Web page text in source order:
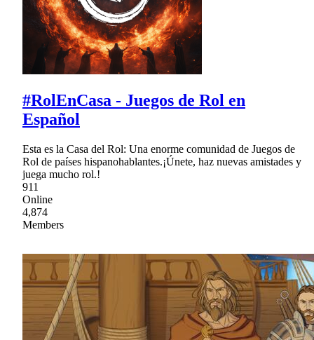
#RolEnCasa - Juegos de Rol en
Español
Esta es la Casa del Rol: Una enorme comunidad de Juegos de
Rol de países hispanohablantes.¡Únete, haz nuevas amistades y
juega mucho rol.!
911
Online
4,874
Members